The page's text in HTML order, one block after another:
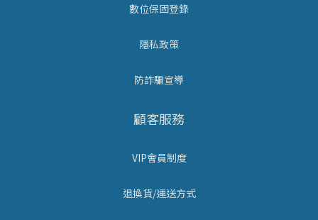
數位保固登錄
隱私政策
防詐騙宣導
顧客服務
VIP會員制度
退換貨/運送方式